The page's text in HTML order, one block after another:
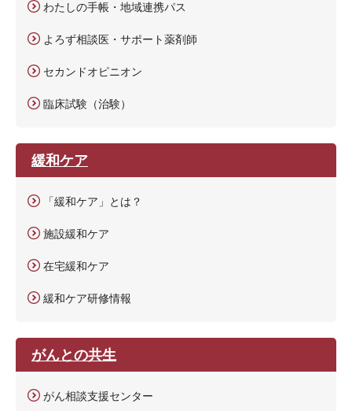
わたしの手帳・地域連携パス
よろず相談医・サポート薬剤師
セカンドオピニオン
臨床試験（治験）
緩和ケア
「緩和ケア」とは？
施設緩和ケア
在宅緩和ケア
緩和ケア研修情報
がんとの共生
がん相談支援センター